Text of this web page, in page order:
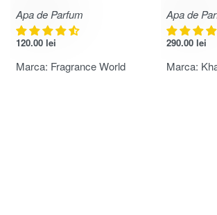
Apa de Parfum
120.00 lei
Marca: Fragrance World
Apa de
290.00 lei
Marca: